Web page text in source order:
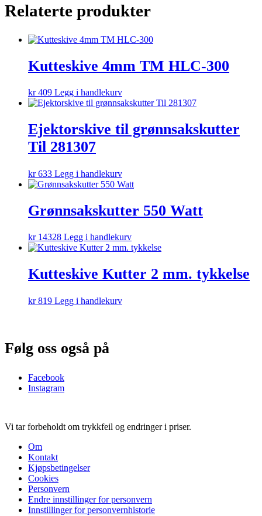
Relaterte produkter
Kutteskive 4mm TM HLC-300
kr409 Legg i handlekurv
Ejektorskive til grønnsakskutter
Til 281307
kr633 Legg i handlekurv
Grønnsakskutter 550 Watt
kr14328 Legg i handlekurv
Kutteskive Kutter 2 mm. tykkelse
kr819 Legg i handlekurv
Følg oss også på
Facebook
Instagram
Vi tar forbeholdt om trykkfeil og endringer i priser.
Om
Kontakt
Kjøpsbetingelser
Cookies
Personvern
Endre innstillinger for personvern
Innstillinger for personvernhistorie